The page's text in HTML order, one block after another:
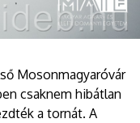
Mosonmagyaróvár
csaknem hibátlan
a tornát. A